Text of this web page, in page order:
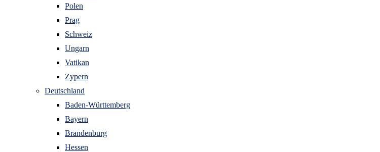
Polen
Prag
Schweiz
Ungarn
Vatikan
Zypern
Deutschland
Baden-Württemberg
Bayern
Brandenburg
Hessen